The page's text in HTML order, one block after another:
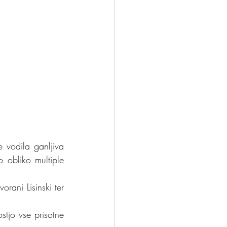
vodila ganljiva
obliko multiple
Lisinski ter
vse prisotne